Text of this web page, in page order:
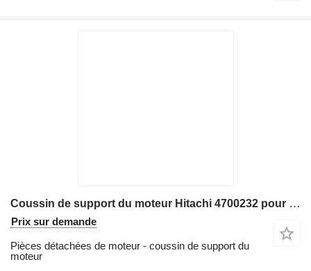
Coussin de support du moteur Hitachi 4700232 pour excavateur
Prix sur demande
Pièces détachées de moteur - coussin de support du
moteur